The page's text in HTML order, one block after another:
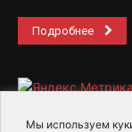
Мы используем
Подробнее